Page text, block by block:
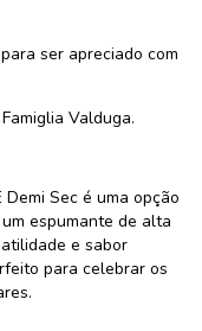
ser apreciado com
Valduga.
Sec é uma opção
espumante de alta
e sabor
para celebrar os